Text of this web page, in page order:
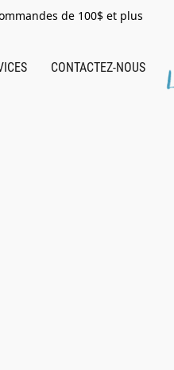
de 100$ et plus
CONTACTEZ-NOUS